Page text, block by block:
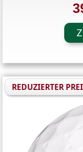
REDUZIERTER